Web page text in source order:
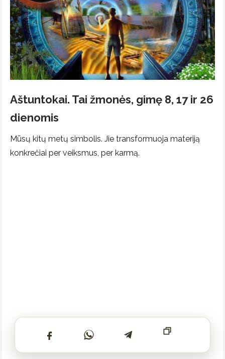
Aštuntokai. Tai žmonės, gimę 8, 17 ir 26
dienomis
Mūsų kitų metų simbolis. Jie transformuoja materiją
konkrečiai per veiksmus, per karmą.